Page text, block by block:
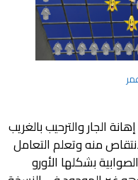
الجار والترحيب بالغريب
منه وتعلم التعامل
بشكلها الأورو